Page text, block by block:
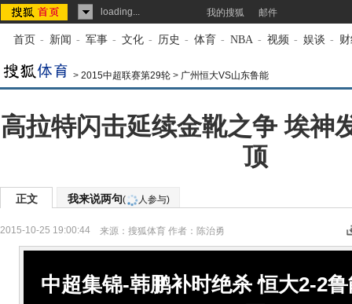
loading... 我的搜狐 邮件
首页 - 新闻 - 军事 - 文化 - 历史 - 体育 - NBA - 视频 - 娱谈 -
> 2015中超联赛第29轮 > 广州恒大VS山东鲁能
高拉特闪击延续金靴之争 埃神
顶
正文 我来说两句( 人参与)
2015-10-25 19:00:44 来源： 搜狐体育 作者：陈治勇
中超集锦-韩鹏补时绝杀 恒大2-2